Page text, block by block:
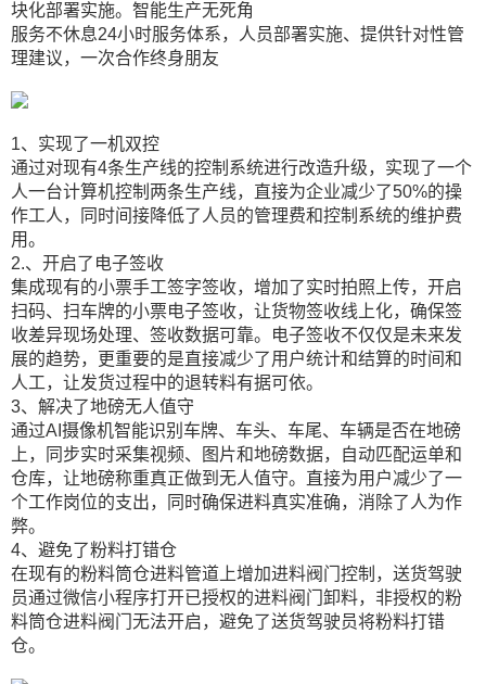
块化部署实施。智能生产无死角
服务不休息24小时服务体系，人员部署实施、提供针对性管
理建议，一次合作终身朋友
1、实现了一机双控
通过对现有4条生产线的控制系统进行改造升级，实现了一个
人一台计算机控制两条生产线，直接为企业减少了50%的操
作工人，同时间接降低了人员的管理费和控制系统的维护费
用。
2.、开启了电子签收
集成现有的小票手工签字签收，增加了实时拍照上传，开启
扫码、扫车牌的小票电子签收，让货物签收线上化，确保签
收差异现场处理、签收数据可靠。电子签收不仅仅是未来发
展的趋势，更重要的是直接减少了用户统计和结算的时间和
人工，让发货过程中的退转料有据可依。
3、解决了地磅无人值守
通过AI摄像机智能识别车牌、车头、车尾、车辆是否在地磅
上，同步实时采集视频、图片和地磅数据，自动匹配运单和
仓库，让地磅称重真正做到无人值守。直接为用户减少了一
个工作岗位的支出，同时确保进料真实准确，消除了人为作
弊。
4、避免了粉料打错仓
在现有的粉料筒仓进料管道上增加进料阀门控制，送货驾驶
员通过微信小程序打开已授权的进料阀门卸料，非授权的粉
料筒仓进料阀门无法开启，避免了送货驾驶员将粉料打错
仓。